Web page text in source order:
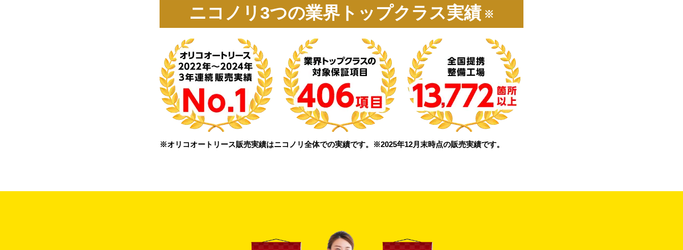
ニコノリ3つの業界トップクラス実績 ※
※オリコオートリース販売実績はニコノリ全体での実績です。※2025年12月末時点の販売実績です。